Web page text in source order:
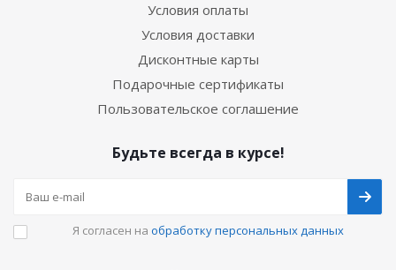
Условия оплаты
Условия доставки
Дисконтные карты
Подарочные сертификаты
Пользовательское соглашение
Будьте всегда в курсе!
Я согласен на обработку персональных данных